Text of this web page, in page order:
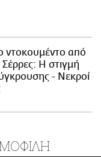
ντοκουμέντο από
Σέρρες: Η στιγμή
- Νεκροί